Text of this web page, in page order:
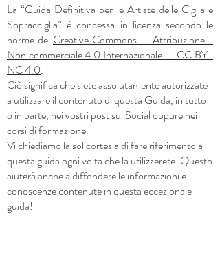
La “Guida Definitiva per le Artiste delle Ciglia e
Sopracciglia” è concessa in licenza secondo le
norme del Creative Commons — Attribuzione -
Non commerciale 4.0 Internazionale — CC BY-
NC 4.0.
Ciò significa che siete assolutamente autorizzate
a utilizzare il contenuto di questa Guida, in tutto
o in parte, nei vostri post sui Social oppure nei
corsi di formazione.
Vi chiediamo la sol cortesia di fare riferimento a
questa guida ogni volta che la utilizzerete. Questo
aiuterà anche a diffondere le informazioni e
conoscenze contenute in questa eccezionale
guida!